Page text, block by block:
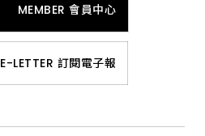
MEMBER 會員中心
E-LETTER 訂閱電子報